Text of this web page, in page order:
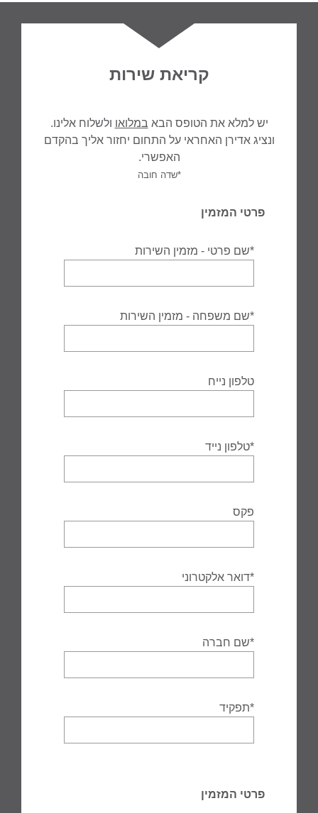
קריאת שירות
יש למלא את הטופס הבא במלואו ולשלוח אלינו.
ונציג אדירן האחראי על התחום יחזור אליך בהקדם
האפשרי.
*שדה חובה
פרטי המזמין
*שם פרטי - מזמין השירות
*שם משפחה - מזמין השירות
טלפון נייח
*טלפון נייד
פקס
*דואר אלקטרוני
*שם חברה
*תפקיד
פרטי המזמין